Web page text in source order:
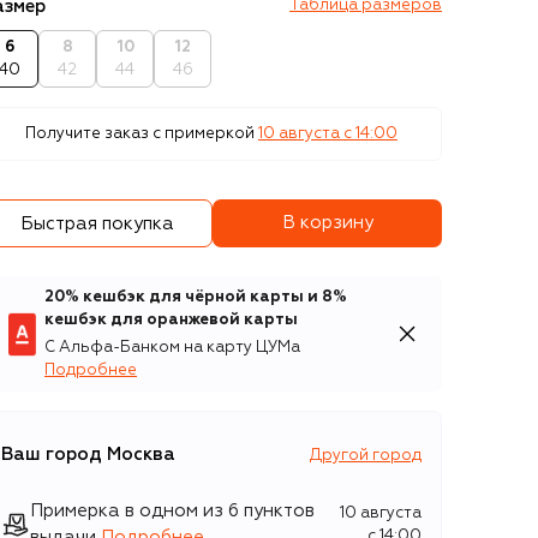
Таблица размеров
6
40
8
42
10
44
12
46
Получите заказ с примеркой 10 августа c 14:00
Быстрая покупка В корзину
20% кешбэк для чёрной карты и 8%
кешбэк для оранжевой карты
С Альфа-Банком на карту ЦУМа
Подробнее
Ваш город Москва Другой город
Примерка в одном из 6 пунктов
10 августа